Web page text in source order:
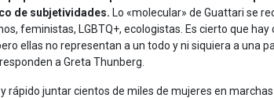
de subjetividades. Lo «molecular» de Guattari se
feministas, LGBTQ+, ecologistas. Es cierto que hay
ellas no representan a un todo y ni siquiera a una
a Greta Thunberg.
rápido juntar cientos de miles de mujeres en